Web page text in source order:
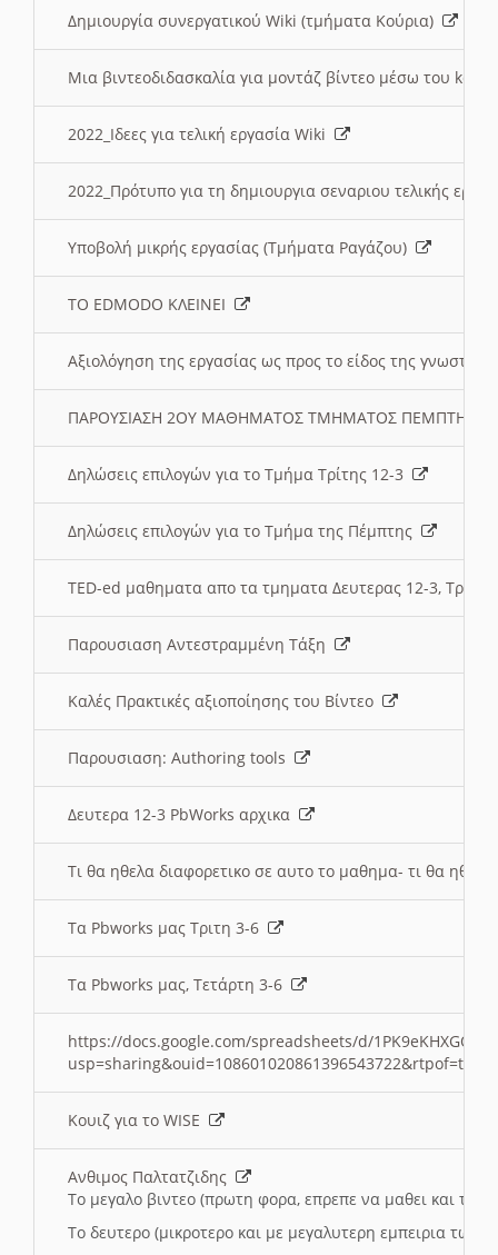
Δημιουργία συνεργατικού Wiki (τμήματα Κούρια)
Μια βιντεοδιδασκαλία για μοντάζ βίντεο μέσω του
2022_Ιδεες για τελική εργασία Wiki
2022_Πρότυπο για τη δημιουργια σεναριου τελικής
Υποβολή μικρής εργασίας (Τμήματα Ραγάζου)
ΤΟ EDMODO ΚΛΕΙΝΕΙ
Αξιολόγηση της εργασίας ως προς το είδος της
ΠΑΡΟΥΣΙΑΣΗ 2ΟΥ ΜΑΘΗΜΑΤΟΣ ΤΜΗΜΑΤΟΣ
Δηλώσεις επιλογών για το Τμήμα Τρίτης 12-3
Δηλώσεις επιλογών για το Τμήμα της Πέμπτης
TED-ed μαθηματα απο τα τμηματα Δευτερας 12-3,
Παρουσιαση Αντεστραμμένη Τάξη
Καλές Πρακτικές αξιοποίησης του Βίντεο
Παρουσιαση: Authoring tools
Δευτερα 12-3 PbWorks αρχικα
Τι θα ηθελα διαφορετικο σε αυτο το μαθημα- τι θα
Τα Pbworks μας Τριτη 3-6
Τα Pbworks μας, Τετάρτη 3-6
https://docs.google.com/spreadsheets/d/
Κουιζ για το WISE
Ανθιμος Παλτατζιδης
Το μεγαλο βιντεο (πρωτη φορα, επρεπε να μαθει και το
Το δευτερο (μικροτερο και με μεγαλυτερη εμπειρια